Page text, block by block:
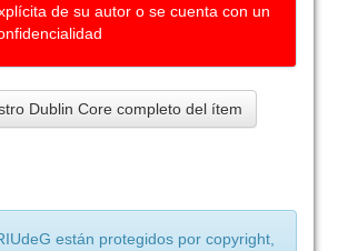
de su autor o se cuenta con un
Dublin Core completo del ítem
están protegidos por copyright,